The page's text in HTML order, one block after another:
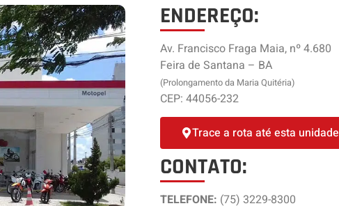
ENDEREÇO:
Av. Francisco Fraga Maia, nº 4.680
Feira de Santana – BA
(Prolongamento da Maria Quitéria)
CEP: 44056-232
Trace a rota até esta unidade
CONTATO:
TELEFONE: (75) 3229-8300